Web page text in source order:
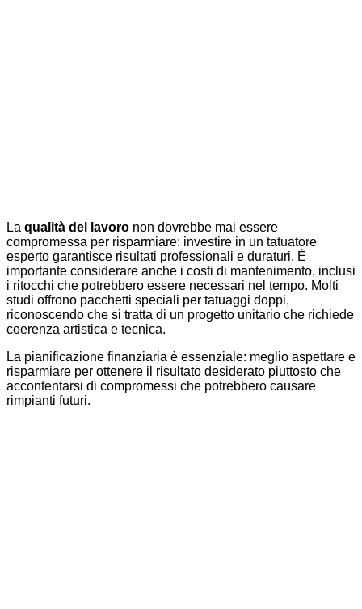
La qualità del lavoro non dovrebbe mai essere
compromessa per risparmiare: investire in un tatuatore
esperto garantisce risultati professionali e duraturi. È
importante considerare anche i costi di mantenimento, inclusi
i ritocchi che potrebbero essere necessari nel tempo. Molti
studi offrono pacchetti speciali per tatuaggi doppi,
riconoscendo che si tratta di un progetto unitario che richiede
coerenza artistica e tecnica.
La pianificazione finanziaria è essenziale: meglio aspettare e
risparmiare per ottenere il risultato desiderato piuttosto che
accontentarsi di compromessi che potrebbero causare
rimpianti futuri.